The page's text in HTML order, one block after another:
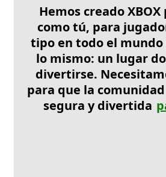
Hemos creado
como tú, para
tipo en todo el
lo mismo: un lugar
divertirse.
para que la comunidad
segura y divertida